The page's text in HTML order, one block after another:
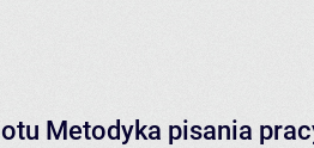
Metodyka pisania